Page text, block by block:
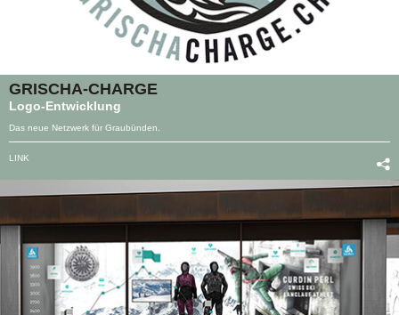
GRISCHA-CHARGE
Logo-Entwicklung
Das neue Netzwerk für Graubünden.
LINK